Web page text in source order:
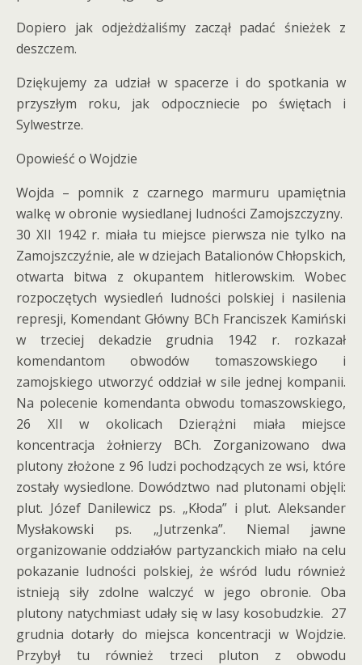
Dopiero jak odjeżdżaliśmy zaczął padać śnieżek z
deszczem.
Dziękujemy za udział w spacerze i do spotkania w
przyszłym roku, jak odpoczniecie po świętach i
Sylwestrze.
Opowieść o Wojdzie
Wojda – pomnik z czarnego marmuru upamiętnia
walkę w obronie wysiedlanej ludności Zamojszczyzny.
30 XII 1942 r. miała tu miejsce pierwsza nie tylko na
Zamojszczyźnie, ale w dziejach Batalionów Chłopskich,
otwarta bitwa z okupantem hitlerowskim. Wobec
rozpoczętych wysiedleń ludności polskiej i nasilenia
represji, Komendant Główny BCh Franciszek Kamiński
w trzeciej dekadzie grudnia 1942 r. rozkazał
komendantom obwodów tomaszowskiego i
zamojskiego utworzyć oddział w sile jednej kompanii.
Na polecenie komendanta obwodu tomaszowskiego,
26 XII w okolicach Dzierążni miała miejsce
koncentracja żołnierzy BCh. Zorganizowano dwa
plutony złożone z 96 ludzi pochodzących ze wsi, które
zostały wysiedlone. Dowództwo nad plutonami objęli:
plut. Józef Danilewicz ps. „Kłoda” i plut. Aleksander
Mysłakowski ps. „Jutrzenka”. Niemal jawne
organizowanie oddziałów partyzanckich miało na celu
pokazanie ludności polskiej, że wśród ludu również
istnieją siły zdolne walczyć w jego obronie. Oba
plutony natychmiast udały się w lasy kosobudzkie. 27
grudnia dotarły do miejsca koncentracji w Wojdzie.
Przybył tu również trzeci pluton z obwodu